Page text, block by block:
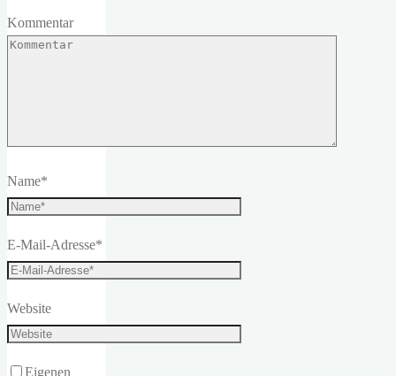
Kommentar
Name*
E-Mail-Adresse*
Website
Eigenen